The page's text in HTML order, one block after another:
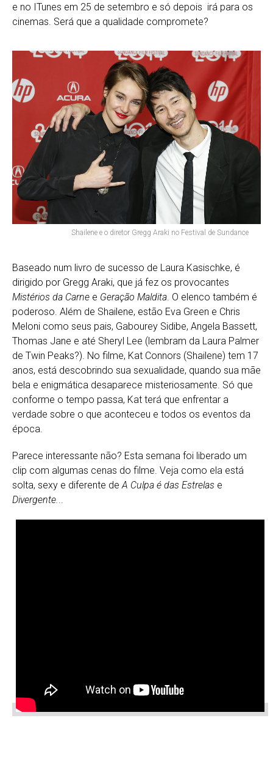
e no ITunes em 25 de setembro e só depois irá para os
cinemas. Será que a qualidade compromete?
Shailene e o diretor Gregg Araki no Festival de Sundance
Baseado num livro de sucesso de Laura Kasischke, é
dirigido por Gregg Araki, que já fez os provocantes
Mistérios da Carne e Geração Maldita . O elenco também é
poderoso. Além de Shailene, estão Eva Green e Chris
Meloni como seus pais, Gabourey Sidibe, Angela Bassett,
Thomas Jane e até Sheryl Lee (lembram da Laura Palmer
de Twin Peaks?). No filme, Kat Connors (Shailene) tem 17
anos, está descobrindo sua sexualidade, quando sua mãe
bela e enigmática desaparece misteriosamente. Só que
conforme o tempo passa, Kat terá que enfrentar a
verdade sobre o que aconteceu e todos os eventos da
época.
Parece interessante não? Esta semana foi liberado um
clip com algumas cenas do filme. Veja como ela está
solta, sexy e diferente de A Culpa é das Estrelas e
Divergente.